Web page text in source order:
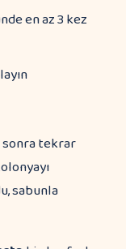
en az 3 kez
sonra tekrar
sabunla